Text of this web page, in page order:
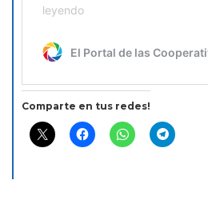
Comparte en tus redes!